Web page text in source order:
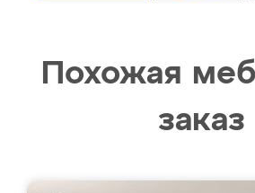
Похожая
заказ